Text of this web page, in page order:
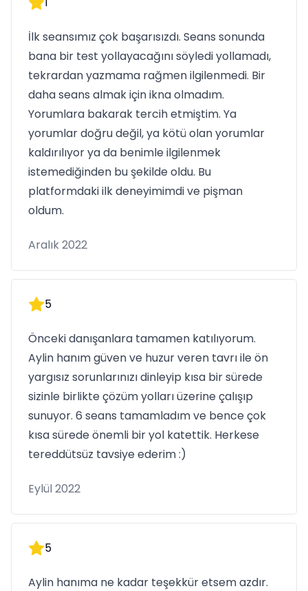
İlk seansımız çok başarısızdı. Seans sonunda
bana bir test yollayacağını söyledi yollamadı,
tekrardan yazmama rağmen ilgilenmedi. Bir
daha seans almak için ikna olmadım.
Yorumlara bakarak tercih etmiştim. Ya
yorumlar doğru değil, ya kötü olan yorumlar
kaldırılıyor ya da benimle ilgilenmek
istemediğinden bu şekilde oldu. Bu
platformdaki ilk deneyimimdi ve pişman
oldum.
Aralık 2022
5
Önceki danışanlara tamamen katılıyorum.
Aylin hanım güven ve huzur veren tavrı ile ön
yargısız sorunlarınızı dinleyip kısa bir sürede
sizinle birlikte çözüm yolları üzerine çalışıp
sunuyor. 6 seans tamamladım ve bence çok
kısa sürede önemli bir yol katettik. Herkese
tereddütsüz tavsiye ederim :)
Eylül 2022
5
Aylin hanıma ne kadar teşekkür etsem azdır.